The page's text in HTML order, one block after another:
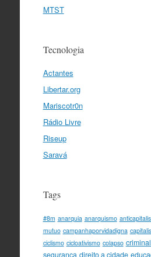
MTST
Tecnologia
Actantes
Libertar.org
Mariscotr0n
Rádio Livre
Riseup
Saravá
Tags
#8m anarquia anarquismo
mutuo campanhaporvidadigna
ciclismo cicloativismo colapso